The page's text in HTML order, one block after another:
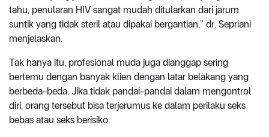
tahu, penularan HIV sangat mudah ditularkan dari jarum
suntik yang tidak steril atau dipakai bergantian,” dr. Sepriani
menjelaskan.
Tak hanya itu, profesional muda juga dianggap sering
bertemu dengan banyak klien dengan latar belakang yang
berbeda-beda. Jika tidak pandai-pandai dalam mengontrol
diri, orang tersebut bisa terjerumus ke dalam perilaku seks
bebas atau seks berisiko.